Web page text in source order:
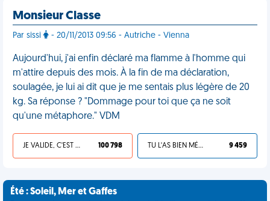
Monsieur Classe
Par sissi - 20/11/2013 09:56 - Autriche - Vienna
Aujourd'hui, j'ai enfin déclaré ma flamme à l'homme qui
m'attire depuis des mois. À la fin de ma déclaration,
soulagée, je lui ai dit que je me sentais plus légère de 20
kg. Sa réponse ? "Dommage pour toi que ça ne soit
qu'une métaphore." VDM
JE VALIDE, C'EST UNE VDM 100 798 TU L'AS BIEN MÉRITÉ 9 459
Été : Soleil, Mer et Gaffes